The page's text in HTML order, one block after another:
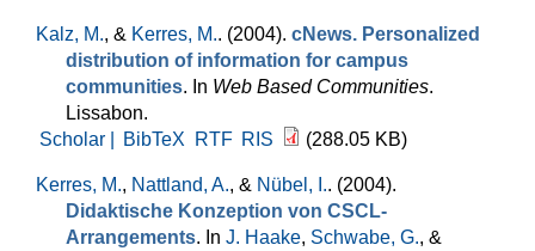
Kalz, M., & Kerres, M.. (2004). cNews. Personalized
distribution of information for campus
communities. In Web Based Communities.
Lissabon.
Scholar |
BibTeX RTF RIS (288.05 KB)
Kerres, M., Nattland, A., & Nübel, I.. (2004).
Didaktische Konzeption von CSCL-
Arrangements. In J. Haake, Schwabe, G., &